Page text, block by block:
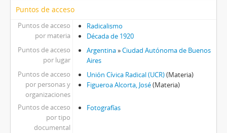
Puntos de acceso
Puntos de acceso
por materia
Radicalismo
Década de 1920
Puntos de acceso
por lugar
Argentina»Ciudad Autónoma de Buenos
Aires
Puntos de acceso
por personas y
organizaciones
Unión Cívica Radical (UCR)(Materia)
Figueroa Alcorta, José(Materia)
Puntos de acceso
por tipo
documental
Fotografías